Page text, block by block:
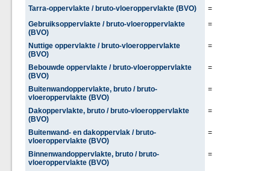
Tarra-oppervlakte / bruto-vloeroppervlakte (BVO)
=
Gebruiksoppervlakte / bruto-vloeroppervlakte
(BVO)
=
Nuttige oppervlakte / bruto-vloeroppervlakte
(BVO)
=
Bebouwde oppervlakte / bruto-vloeroppervlakte
(BVO)
=
Buitenwandoppervlakte, bruto / bruto-
vloeroppervlakte (BVO)
=
Dakoppervlakte, bruto / bruto-vloeroppervlakte
(BVO)
=
Buitenwand- en dakoppervlak / bruto-
vloeroppervlakte (BVO)
=
Binnenwandoppervlakte, bruto / bruto-
vloeroppervlakte (BVO)
=